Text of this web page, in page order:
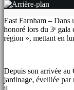
East Farnham – Dans
honoré lors du 3ᵉ
région », mettant en
Depuis son arrivée au
jardinage, éveillée par
il.